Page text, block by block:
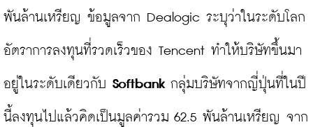
พันล้านเหรียญ ข้อมูลจาก Dealogic ระบุว่าในระดับโลก
อัตราการลงทุนที่รวดเร็วของ Tencent ทำให้บริษัทขึ้นมา
อยู่ในระดับเดียวกับ Softbank กลุ่มบริษัทจากญี่ปุ่นที่ในปี
นี้ลงทุนไปแล้วคิดเป็นมูลค่ารวม 62.5 พันล้านเหรียญ จาก